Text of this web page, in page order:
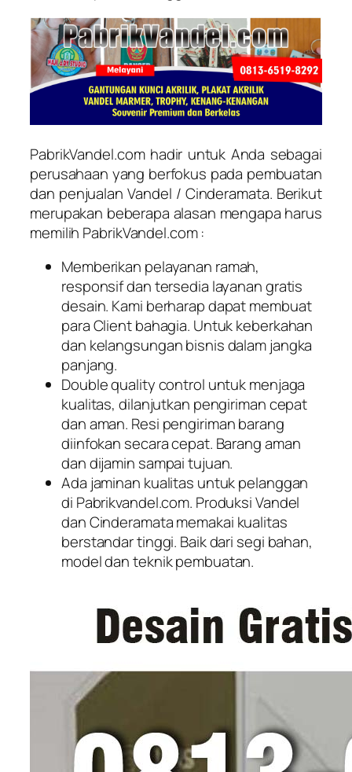
PabrikVandel.com hadir untuk Anda sebagai
perusahaan yang berfokus pada pembuatan
dan penjualan Vandel / Cinderamata. Berikut
merupakan beberapa alasan mengapa harus
memilih PabrikVandel.com :
Memberikan pelayanan ramah,
responsif dan tersedia layanan gratis
desain. Kami berharap dapat membuat
para Client bahagia. Untuk keberkahan
dan kelangsungan bisnis dalam jangka
panjang.
Double quality control untuk menjaga
kualitas, dilanjutkan pengiriman cepat
dan aman. Resi pengiriman barang
diinfokan secara cepat. Barang aman
dan dijamin sampai tujuan.
Ada jaminan kualitas untuk pelanggan
di Pabrikvandel.com. Produksi Vandel
dan Cinderamata memakai kualitas
berstandar tinggi. Baik dari segi bahan,
model dan teknik pembuatan.